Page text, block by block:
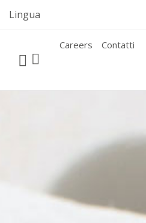
Lingua
Careers Contatti